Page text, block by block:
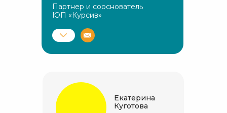
Екатерина
Куготова
Партнер и сооснователь
ЮП «Курсив»